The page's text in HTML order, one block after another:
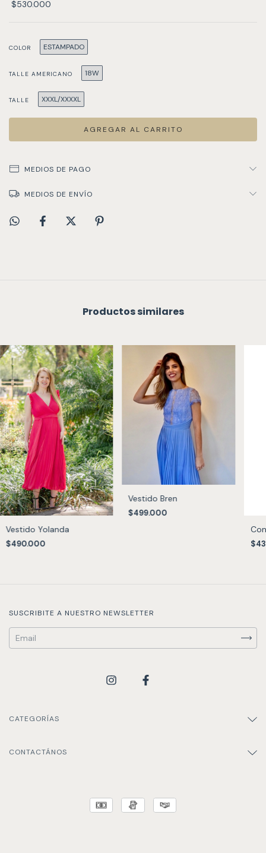
$530.000
COLOR ESTAMPADO
TALLE AMERICANO 18W
TALLE XXXL/XXXXL
MEDIOS DE PAGO
MEDIOS DE ENVÍO
Productos similares
Vestido Yolanda
$490.000
Vestido Bren
$499.000
SUSCRIBITE A NUESTRO NEWSLETTER
CATEGORÍAS
CONTACTÁNOS